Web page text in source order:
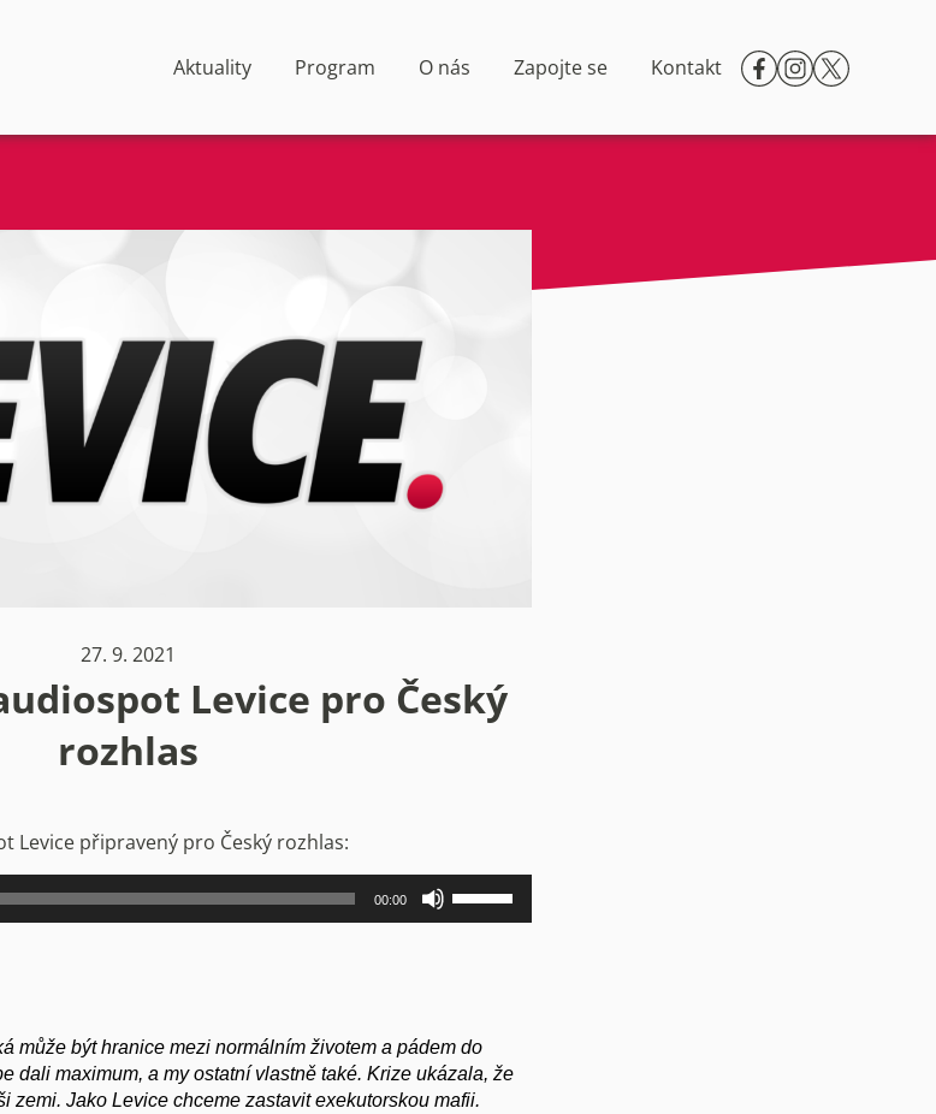
Aktuality Program O nás Zapojte se Kontakt
27. 9. 2021
Levice pro Český
rozhlas
Levice připravený pro Český rozhlas:
00:00
šipek
nahoru/dolů
hlasitosti.
může být hranice mezi normálním životem a pádem do
dali maximum, a my ostatní vlastně také. Krize ukázala, že
zemi. Jako Levice chceme zastavit exekutorskou mafii.